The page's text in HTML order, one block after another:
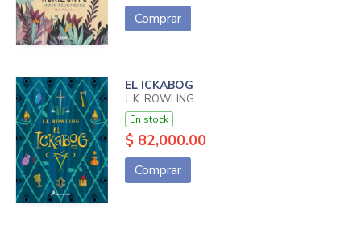
Comprar
EL ICKABOG
J. K. ROWLING
En stock
$ 82,000.00
Comprar